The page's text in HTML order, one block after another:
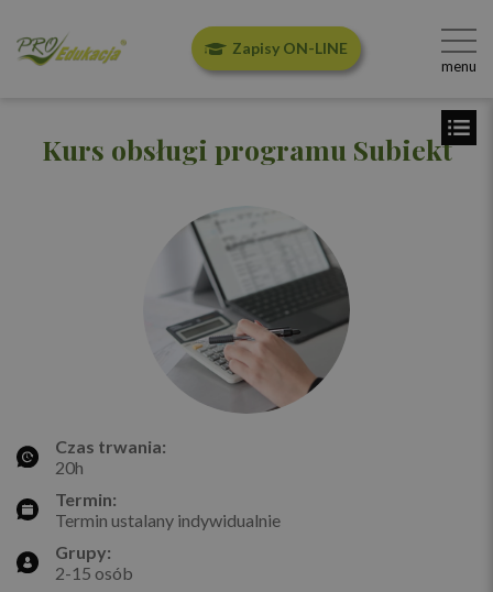
Zapisy ON-LINE
menu
Kurs obsługi programu Subiekt
Czas trwania:
20h
Termin:
Termin ustalany indywidualnie
Grupy:
2-15 osób